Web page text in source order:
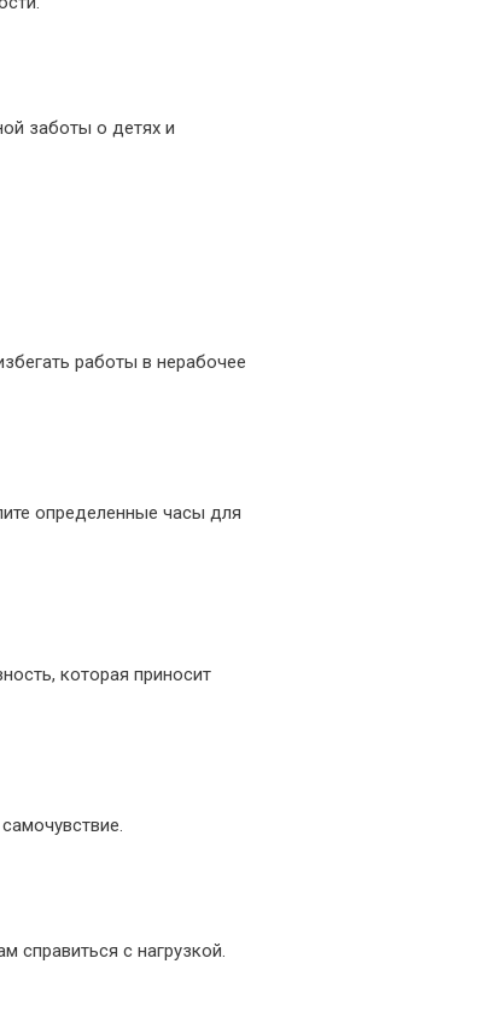
заботы о детях и
работы в нерабочее
определенные часы для
которая приносит
с нагрузкой.